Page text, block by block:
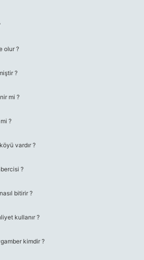
olur ?
?
mi ?
?
vardır ?
?
bitirir ?
kullanır ?
kimdir ?